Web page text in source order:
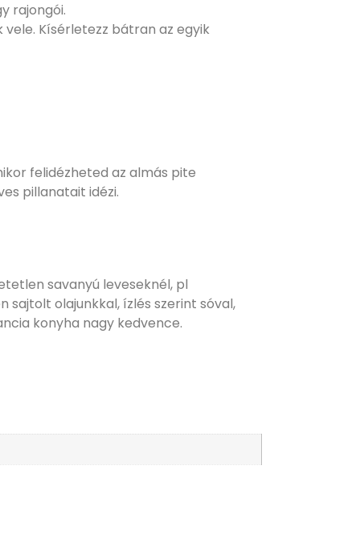
rajongói.
Kísérletezz bátran az egyik
felidézheted az almás pite
pillanatait idézi.
savanyú leveseknél, pl
sajtolt olajunkkal, ízlés szerint sóval,
konyha nagy kedvence.